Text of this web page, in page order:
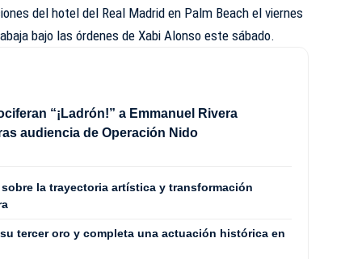
del hotel del Real Madrid en Palm Beach el viernes
bajo las órdenes de Xabi Alonso este sábado.
“¡Ladrón!” a Emmanuel Rivera
audiencia de Operación Nido
la trayectoria artística y transformación
tercer oro y completa una actuación histórica en